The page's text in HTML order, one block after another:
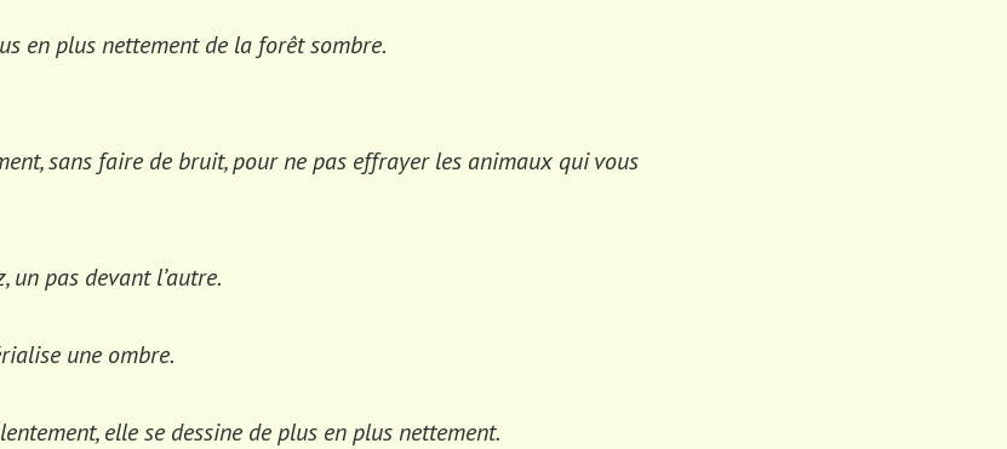
en plus nettement de la forêt sombre.
sans faire de bruit, pour ne pas effrayer les animaux qui vous
un pas devant l’autre.
une ombre.
elle se dessine de plus en plus nettement.